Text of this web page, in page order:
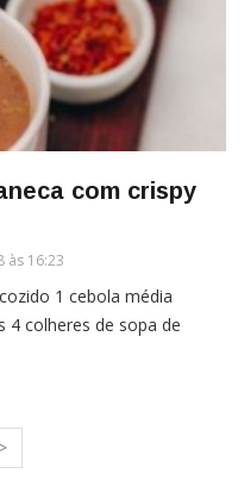
com crispy
às 16:23
1 cebola média
4 colheres de sopa de